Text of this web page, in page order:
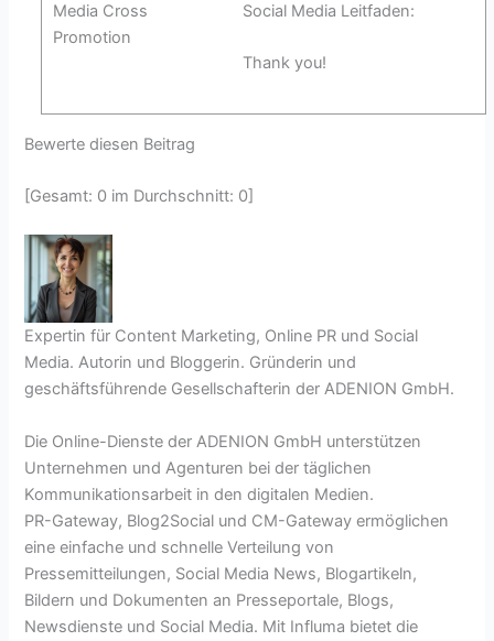
Social Media Leitfaden:
Thank you!
Bewerte diesen Beitrag
[Gesamt: 0 im Durchschnitt: 0]
Expertin für Content Marketing, Online PR und Social
Media. Autorin und Bloggerin. Gründerin und
geschäftsführende Gesellschafterin der ADENION GmbH.
Die Online-Dienste der ADENION GmbH unterstützen
Unternehmen und Agenturen bei der täglichen
Kommunikationsarbeit in den digitalen Medien.
PR-Gateway, Blog2Social und CM-Gateway ermöglichen
eine einfache und schnelle Verteilung von
Pressemitteilungen, Social Media News, Blogartikeln,
Bildern und Dokumenten an Presseportale, Blogs,
Newsdienste und Social Media. Mit Influma bietet die